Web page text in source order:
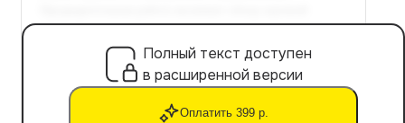
Полный текст доступен
в расширенной версии
Оплатить 399 р.